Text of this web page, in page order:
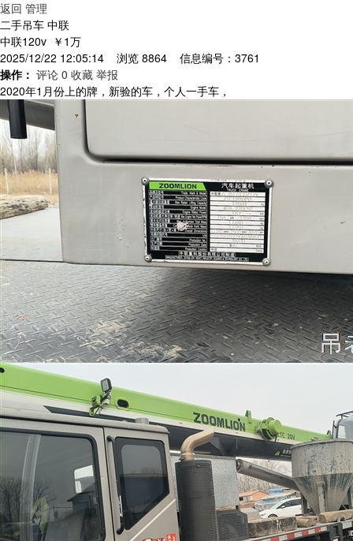
返回 管理
二手吊车 中联
中联120v ￥1万
2025/12/22 12:05:14 浏览 8864 信息编号：3761
操作： 评论 0 收藏 举报
2020年1月份上的牌，新验的车，个人一手车，